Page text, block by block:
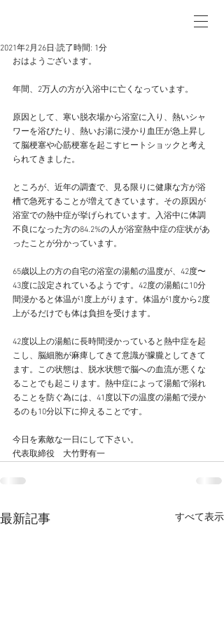
2021年2月26日 読了時間: 1分
おはようございます。
年間、2万人の方が入浴中に亡くなっています。
原因として、寒い脱衣場から浴室に入り、熱いシャ
ワーを浴びたり、熱いお湯に浸かり血圧が急上昇し
て脳梗塞や心筋梗塞を起こすヒートショックと考え
られてきました。
ところが、近年の調査で、見る限りに健康な方が浴
槽で急死することが増えてきています。その原因が
浴室での熱中症が挙げられています。入浴中に体調
不良になった方の84.2%の人が浴室熱中症の症状があ
ったことが分かっています。
65歳以上の方の自宅の浴室の湯船の温度が、42度〜
43度に設定されているようです。42度の湯船に10分
間浸かると体温が1度上がります。体温が1度から2度
上がるだけでも体は負担を受けます。
42度以上の湯船に長時間浸かっていると熱中症を起
こし、脳細胞が麻痺してきて意識が朦朧としてきて
ます。この状態は、脱水状態で脳への血流が悪くな
ることでも起こります。熱中症によって湯船で溺れ
ることを防ぐ為には、41度以下の温度の湯船で浸か
るのも10分以下に抑えることです。
今日を素敵な一日にして下さい。
代表取締役　大竹野有一
最新記事 すべて表示